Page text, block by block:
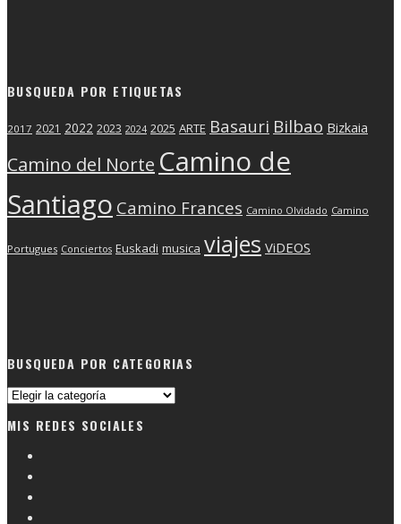
BUSQUEDA POR ETIQUETAS
2017 2021 2022 2023 2024 2025 ARTE Basauri Bilbao Bizkaia
Camino del Norte Camino de
Santiago Camino Frances Camino Olvidado Camino
Portugues Conciertos Euskadi musica viajes ViDEOS
BUSQUEDA POR CATEGORIAS
Busqueda
categorias
MIS REDES SOCIALES